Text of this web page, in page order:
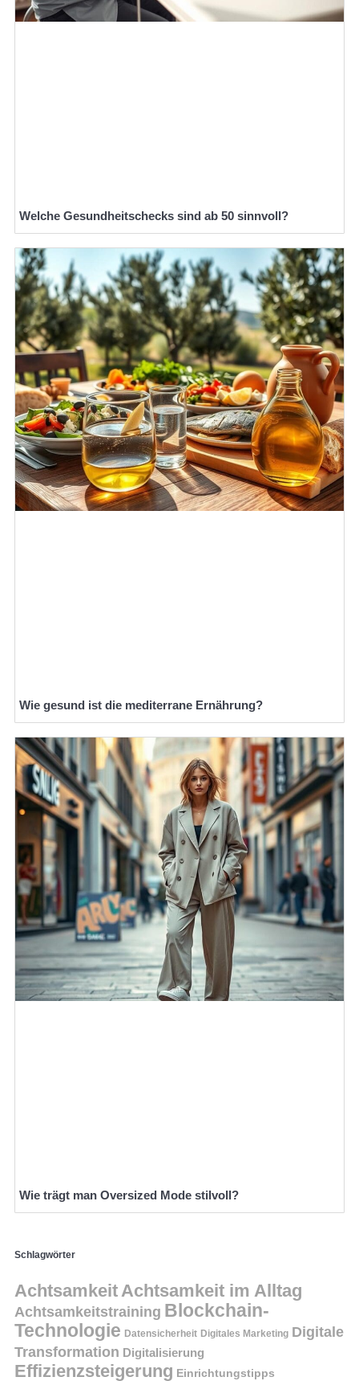
Welche Gesundheitschecks sind ab 50 sinnvoll?
Wie gesund ist die mediterrane Ernährung?
Wie trägt man Oversized Mode stilvoll?
Schlagwörter
Achtsamkeit Achtsamkeit im Alltag
Achtsamkeitstraining Blockchain-
Technologie Datensicherheit Digitales Marketing Digitale
Transformation Digitalisierung
Effizienzsteigerung Einrichtungstipps